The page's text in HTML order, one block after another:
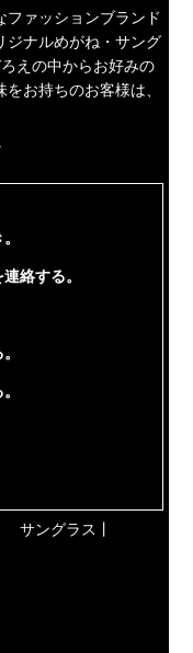
ファッションブランド
ジナルめがね・サング
えの中からお好みの
お持ちのお客様は、
絡する。
サングラス丨